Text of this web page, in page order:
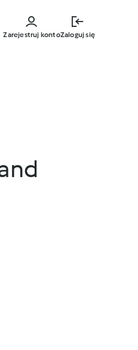
głównej
Zarejestruj kontoZaloguj się